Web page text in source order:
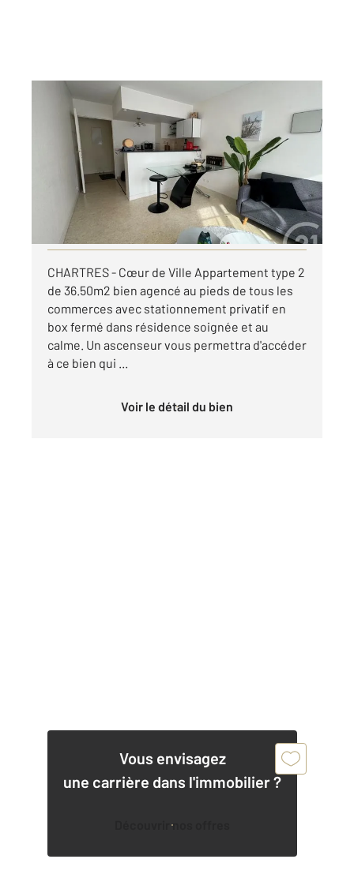
CHARTRES 28
36,50 m , 2 pièces
Ref : 28313
Appartement F2 à louer
610 €
par mois charges comprises
Visiter le site dédié
CHARTRES - Cœur de Ville Appartement type 2
de 36.50m2 bien agencé au pieds de tous les
commerces avec stationnement privatif en
box fermé dans résidence soignée et au
calme. Un ascenseur vous permettra d'accéder
à ce bien qui ...
Voir le détail du bien
Vous envisagez
une carrière dans l'immobilier ?
Découvrir nos offres